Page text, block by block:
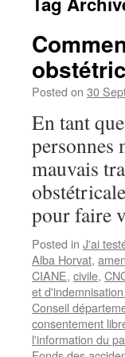
Posted on 30
En tant
personnes
mauvais
pour faire
Posted in J'ai
Alba Horvat,
CIANE, civile,
et
Conseil
consentement
l'information du